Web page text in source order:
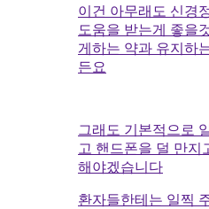
이건 아무래도 신경
도움을 받는게 좋을
게하는 약과 유지하
든요
그래도 기본적으로
고 핸드폰을 덜 만지
해야겠습니다
환자들한테는 일찍